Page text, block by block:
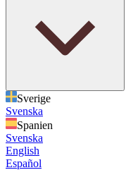
Sverige
Svenska
Spanien
Svenska
English
Español